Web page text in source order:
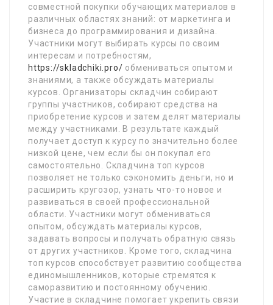
совместной покупки обучающих материалов в
различных областях знаний: от маркетинга и
бизнеса до программирования и дизайна.
Участники могут выбирать курсы по своим
интересам и потребностям,
https://skladchiki.pro/ обмениваться опытом и
знаниями, а также обсуждать материалы
курсов. Организаторы складчин собирают
группы участников, собирают средства на
приобретение курсов и затем делят материалы
между участниками. В результате каждый
получает доступ к курсу по значительно более
низкой цене, чем если бы он покупал его
самостоятельно. Складчина топ курсов
позволяет не только сэкономить деньги, но и
расширить кругозор, узнать что-то новое и
развиваться в своей профессиональной
области. Участники могут обмениваться
опытом, обсуждать материалы курсов,
задавать вопросы и получать обратную связь
от других участников. Кроме того, складчина
топ курсов способствует развитию сообщества
единомышленников, которые стремятся к
саморазвитию и постоянному обучению.
Участие в складчине помогает укрепить связи